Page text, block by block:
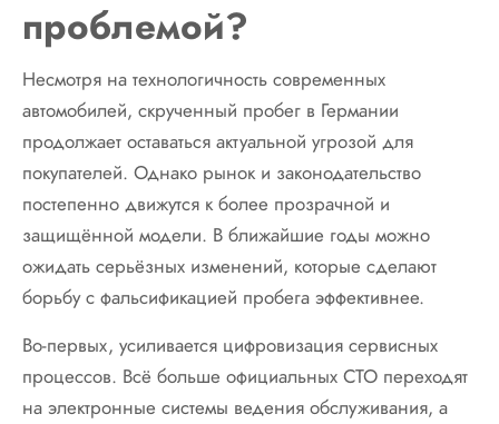
проблемой?
Несмотря на технологичность современных
автомобилей, скрученный пробег в Германии
продолжает оставаться актуальной угрозой для
покупателей. Однако рынок и законодательство
постепенно движутся к более прозрачной и
защищённой модели. В ближайшие годы можно
ожидать серьёзных изменений, которые сделают
борьбу с фальсификацией пробега эффективнее.
Во-первых, усиливается цифровизация сервисных
процессов. Всё больше официальных СТО переходят
на электронные системы ведения обслуживания, а